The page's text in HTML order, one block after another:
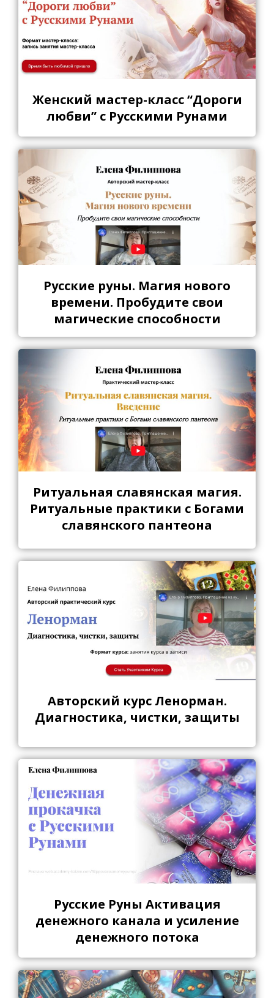
Женский мастер-класс “Дороги
любви” с Русскими Рунами
Русские руны. Магия нового
времени. Пробудите свои
магические способности
Ритуальная славянская магия.
Ритуальные практики с Богами
славянского пантеона
Авторский курс Ленорман.
Диагностика, чистки, защиты
Русские Руны Активация
денежного канала и усиление
денежного потока